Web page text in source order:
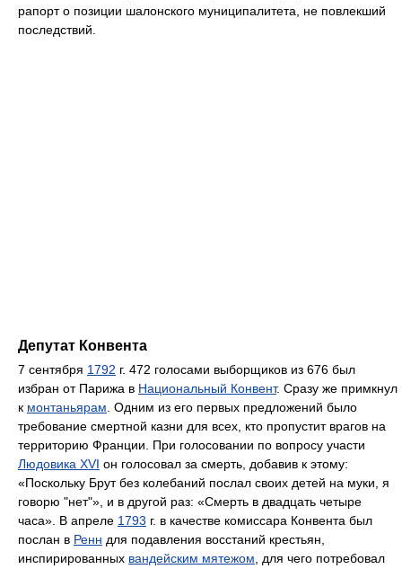
рапорт о позиции шалонского муниципалитета, не повлекший
последствий.
Депутат Конвента
7 сентября 1792 г. 472 голосами выборщиков из 676 был
избран от Парижа в Национальный Конвент. Сразу же примкнул
к монтаньярам . Одним из его первых предложений было
требование смертной казни для всех, кто пропустит врагов на
территорию Франции. При голосовании по вопросу участи
Людовика XVI он голосовал за смерть, добавив к этому:
«Поскольку Брут без колебаний послал своих детей на муки, я
говорю "нет"», и в другой раз: «Смерть в двадцать четыре
часа». В апреле 1793 г. в качестве комиссара Конвента был
послан в Ренн для подавления восстаний крестьян,
инспирированных вандейским мятежом , для чего потребовал